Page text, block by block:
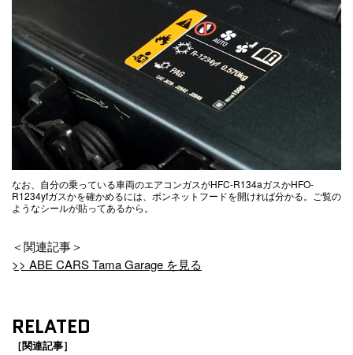
なお、自分の乗っている車両のエアコンガスがHFC-R134aガスかHFO-
R1234yfガスかを確かめるには、ボンネットフードを開ければ分かる。ご覧の
ようなシールが貼ってあるから。
＜関連記事＞
>> ABE CARS Tama Garage を見る
RELATED
［関連記事］